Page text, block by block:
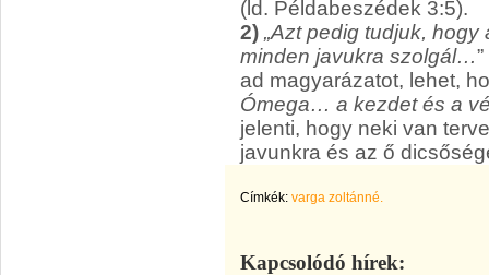
(ld. Példabeszédek 3:5).
2) „Azt pedig tudjuk,
minden javukra szolgál…
ad magyarázatot, lehet,
Ómega… a kezdet és a
jelenti, hogy neki van
javunkra és az ő
Címkék: varga zoltánné.
Kapcsolódó hírek: